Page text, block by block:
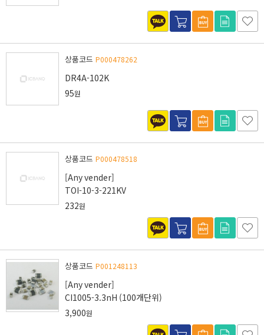
상품코드 P000478262
DR4A-102K
95원
상품코드 P000478518
[Any vender]
TOI-10-3-221KV
232원
상품코드 P001248113
[Any vender]
CI1005-3.3nH (100개단위)
3,900원